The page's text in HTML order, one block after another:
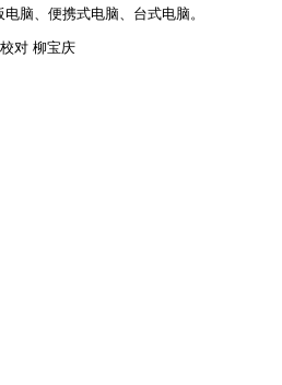
脑、便携式电脑、台式电脑。
对 柳宝庆